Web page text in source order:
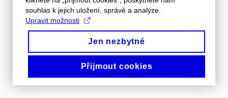
souhlas k jejich uložení, správě a analýze.
Upravit možnosti
Jen nezbytné
Přijmout cookies